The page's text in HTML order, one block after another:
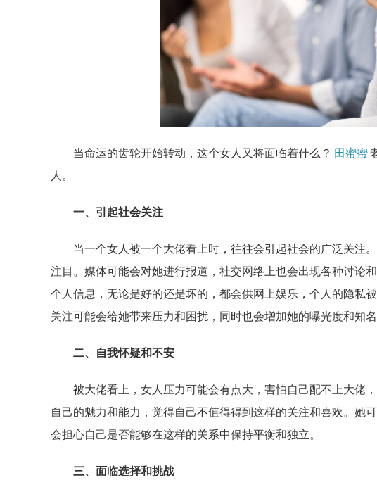
当命运的齿轮开始转动，这个女人又将面临着什么？ 田蜜蜜
人。
一、引起社会关注
当一个女人被一个大佬看上时，往往会引起社会的广泛关注
注目。媒体可能会对她进行报道，社交网络上也会出现各种讨论
个人信息，无论是好的还是坏的，都会供网上娱乐，个人的隐私
关注可能会给她带来压力和困扰，同时也会增加她的曝光度和知名
二、自我怀疑和不安
被大佬看上，女人压力可能会有点大，害怕自己配不上大佬
自己的魅力和能力，觉得自己不值得得到这样的关注和喜欢。她
会担心自己是否能够在这样的关系中保持平衡和独立。
三、面临选择和挑战